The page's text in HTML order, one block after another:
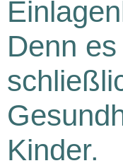
Denn
Kinder.